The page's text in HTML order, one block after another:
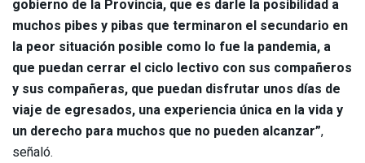
gobierno de la Provincia, que es darle la posibilidad a
muchos pibes y pibas que terminaron el secundario en
la peor situación posible como lo fue la pandemia, a
que puedan cerrar el ciclo lectivo con sus compañeros
y sus compañeras, que puedan disfrutar unos días de
viaje de egresados, una experiencia única en la vida y
un derecho para muchos que no pueden alcanzar”,
señaló.